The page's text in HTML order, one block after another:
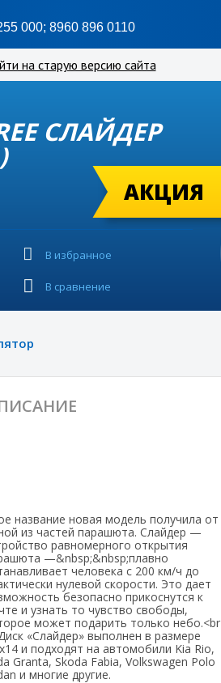
000; 8960 896 0110
на старую версию сайта
СЛАЙДЕР
АКЦИЯ
В избранное
В сравнение
название новая модель получила от
из частей парашюта. Cлайдер —
равномерного открытия
—&nbsp;&nbsp;плавно
человека с 200 км/ч до
нулевой скорости. Это дает
безопасно прикоснутся к
и узнать то чувство свободы,
может подарить только небо.<br
«Слайдер» выполнен в размере
и подходят на автомобили Kia Rio,
Granta, Skoda Fabia, Volkswagen Polo
и многие другие.